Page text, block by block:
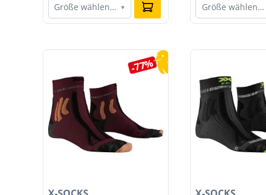
Größe wählen… ▾ Größe wählen…
Produktgalerie überspringen
-77%